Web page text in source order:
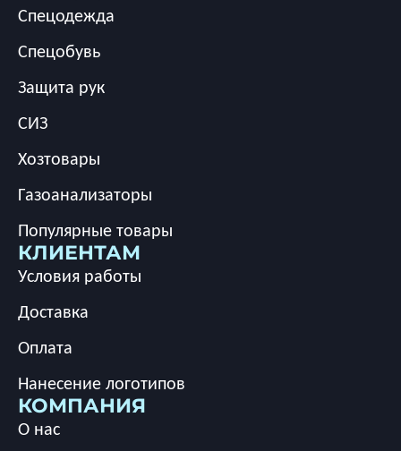
Спецодежда
Спецобувь
Защита рук
СИЗ
Хозтовары
Газоанализаторы
Популярные товары
КЛИЕНТАМ
Условия работы
Доставка
Оплата
Нанесение логотипов
КОМПАНИЯ
О нас